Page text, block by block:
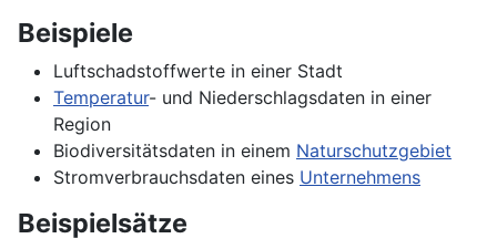
Beispiele
Luftschadstoffwerte in einer Stadt
Temperatur- und Niederschlagsdaten in einer
Region
Biodiversitätsdaten in einem Naturschutzgebiet
Stromverbrauchsdaten eines Unternehmens
Beispielsätze